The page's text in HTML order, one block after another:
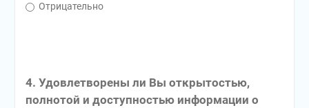
Отрицательно
4. Удовлетворены ли Вы открытостью,
полнотой и доступностью информации о